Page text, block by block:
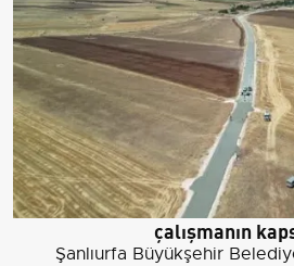
çalışmanın
Şanlıurfa Büyükşehir